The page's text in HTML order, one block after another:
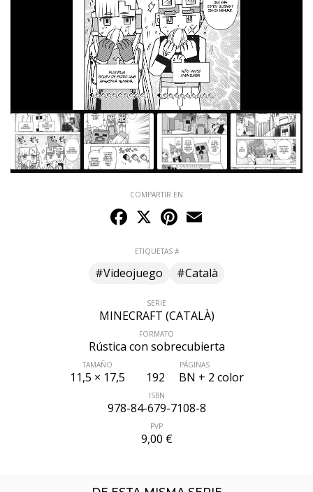
COMPARTIR EN
Facebook
X Pinterest
ETIQUETAS #
#Videojuego #Català
SERIE
MINECRAFT (CATALÀ)
FORMATO
Rústica con sobrecubierta
TAMAÑO
11,5 × 17,5
PÁGINAS
192 BN + 2 color
ISBN
978-84-679-7108-8
PVP
9,00 €